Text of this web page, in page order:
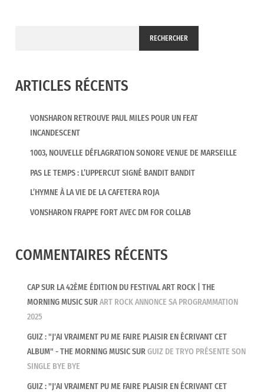
RECHERCHER
ARTICLES RÉCENTS
VONSHARON RETROUVE PAUL MILES POUR UN FEAT
INCANDESCENT
1003, NOUVELLE DÉFLAGRATION SONORE VENUE DE MARSEILLE
PAS LE TEMPS : L’UPPERCUT SIGNÉ BANDIT BANDIT
L’HYMNE À LA VIE DE LA CAFETERA ROJA
VONSHARON FRAPPE FORT AVEC DM FOR COLLAB
COMMENTAIRES RÉCENTS
CAP SUR LA 42ÈME ÉDITION DU FESTIVAL ART ROCK | THE
MORNING MUSICSURART ROCK ANNONCE SA PROGRAMMATION
2025
GUIZ : "J'AI VRAIMENT PU ME FAIRE PLAISIR EN ÉCRIVANT CET
ALBUM" - THE MORNING MUSICSURGUIZ DE TRYO PRÉSENTE SON
SINGLE BYE BYE
GUIZ : "J'AI VRAIMENT PU ME FAIRE PLAISIR EN ÉCRIVANT CET